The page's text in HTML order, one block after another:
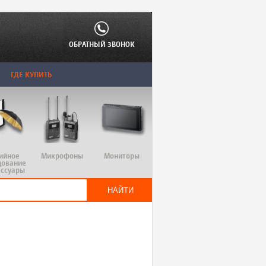
ОБРАТНЫЙ ЗВОНОК
ГДЕ КУПИТЬ
Микрофоны Мониторы